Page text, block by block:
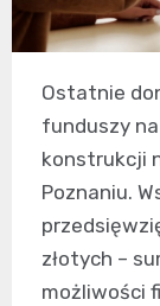
Ostatnie
funduszy
konstrukcji
Poznaniu.
złotych –
możliwości